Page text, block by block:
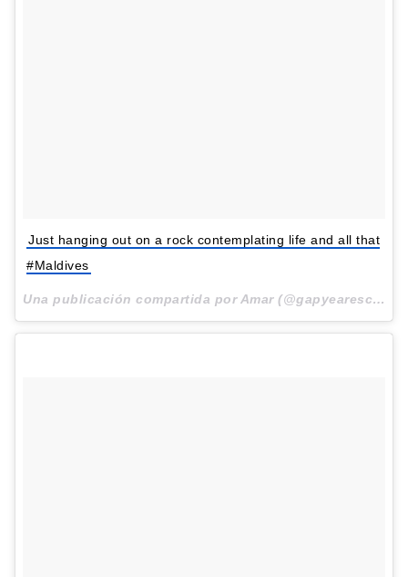
Just hanging out on a rock contemplating life and all that
#Maldives
Una publicación compartida por Amar (@gapyearescape) el